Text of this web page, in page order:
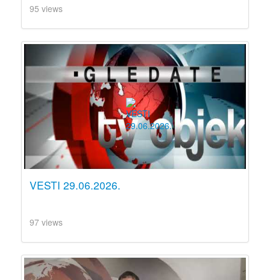
95 views
VESTI 29.06.2026.
97 views